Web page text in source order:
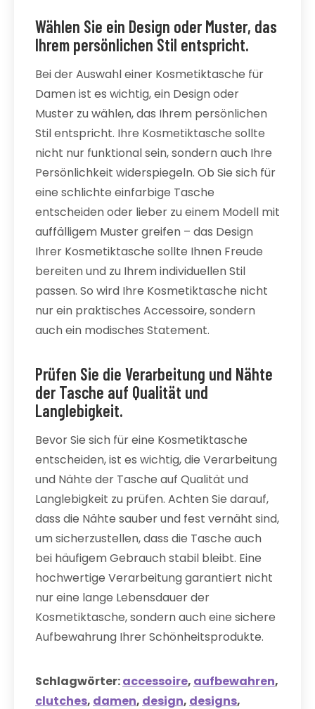
Wählen Sie ein Design oder Muster, das
Ihrem persönlichen Stil entspricht.
Bei der Auswahl einer Kosmetiktasche für
Damen ist es wichtig, ein Design oder
Muster zu wählen, das Ihrem persönlichen
Stil entspricht. Ihre Kosmetiktasche sollte
nicht nur funktional sein, sondern auch Ihre
Persönlichkeit widerspiegeln. Ob Sie sich für
eine schlichte einfarbige Tasche
entscheiden oder lieber zu einem Modell mit
auffälligem Muster greifen – das Design
Ihrer Kosmetiktasche sollte Ihnen Freude
bereiten und zu Ihrem individuellen Stil
passen. So wird Ihre Kosmetiktasche nicht
nur ein praktisches Accessoire, sondern
auch ein modisches Statement.
Prüfen Sie die Verarbeitung und Nähte
der Tasche auf Qualität und
Langlebigkeit.
Bevor Sie sich für eine Kosmetiktasche
entscheiden, ist es wichtig, die Verarbeitung
und Nähte der Tasche auf Qualität und
Langlebigkeit zu prüfen. Achten Sie darauf,
dass die Nähte sauber und fest vernäht sind,
um sicherzustellen, dass die Tasche auch
bei häufigem Gebrauch stabil bleibt. Eine
hochwertige Verarbeitung garantiert nicht
nur eine lange Lebensdauer der
Kosmetiktasche, sondern auch eine sichere
Aufbewahrung Ihrer Schönheitsprodukte.
Schlagwörter:accessoire, aufbewahren,
clutches, damen, design, designs,